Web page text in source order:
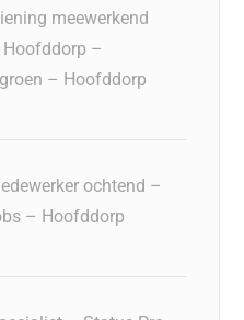
meewerkend
–
– Hoofddorp
ochtend –
– Hoofddorp